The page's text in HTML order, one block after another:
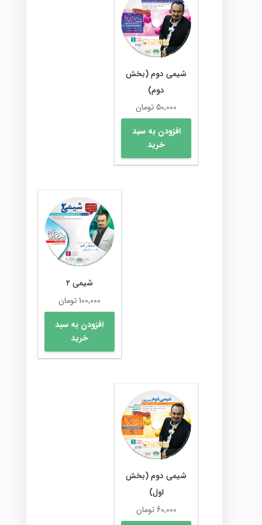
شیمی دوم (بخش
دوم)
50,000تومان
افزودن به سبد
خرید
شیمی ۲
100,000تومان
افزودن به سبد
خرید
شیمی دوم (بخش
اول)
60,000تومان